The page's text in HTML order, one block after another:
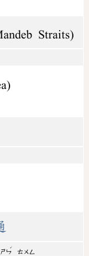
Straits)
ㄕㄣ
ˊ
ㄊㄨㄥ